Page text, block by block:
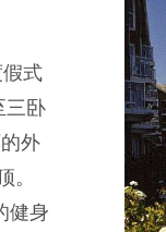
式
三卧
外
健身